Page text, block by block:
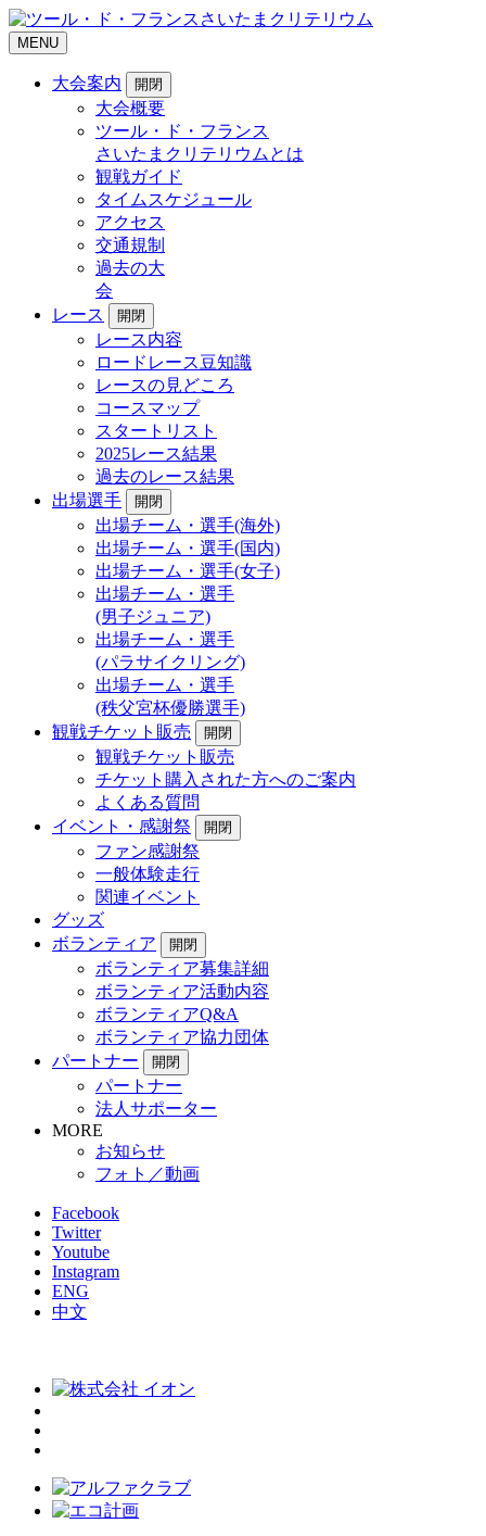
MENU
大会案内 開閉
大会概要
ツール・ド・フランス
さいたまクリテリウムとは
観戦ガイド
タイムスケジュール
アクセス
交通規制
過去の大
会
レース
開閉
レース内容
ロードレース豆知識
レースの見どころ
コースマップ
スタートリスト
2025レース結果
過去のレース結果
出場選手
開閉
出場チーム・選手(海外)
出場チーム・選手(国内)
出場チーム・選手(女子)
出場チーム・選手
(男子ジュニア)
出場チーム・選手
(パラサイクリング)
出場チーム・選手
(秩父宮杯優勝選手)
観戦チケット販売
開閉
観戦チケット販売
チケット購入された方へのご案内
よくある質問
イベント・感謝祭
開閉
ファン感謝祭
一般体験走行
関連イベント
グッズ
ボランティア
開閉
ボランティア募集詳細
ボランティア活動内容
ボランティアQ&A
ボランティア協力団体
パートナー
開閉
パートナー
法人サポーター
MORE
お知らせ
フォト／動画
Facebook
Twitter
Youtube
Instagram
ENG
中文